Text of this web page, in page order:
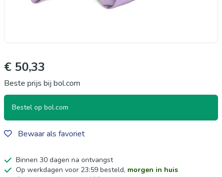
€ 50,33
Beste prijs bij bol.com
Bestel op bol.com
Bewaar als favoriet
Binnen 30 dagen na ontvangst
Op werkdagen voor 23:59 besteld, morgen in huis